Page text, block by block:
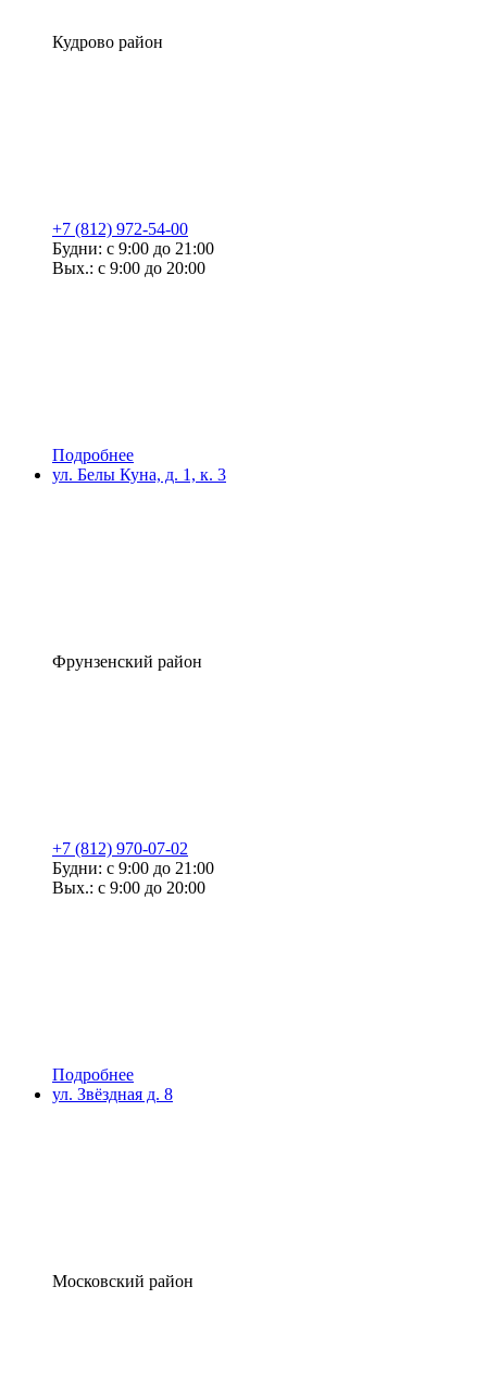
Кудрово район
+7 (812) 972-54-00
Будни: с 9:00 до 21:00
Вых.: с 9:00 до 20:00
Подробнее
ул. Белы Куна, д. 1, к. 3
Фрунзенский район
+7 (812) 970-07-02
Будни: с 9:00 до 21:00
Вых.: с 9:00 до 20:00
Подробнее
ул. Звёздная д. 8
Московский район